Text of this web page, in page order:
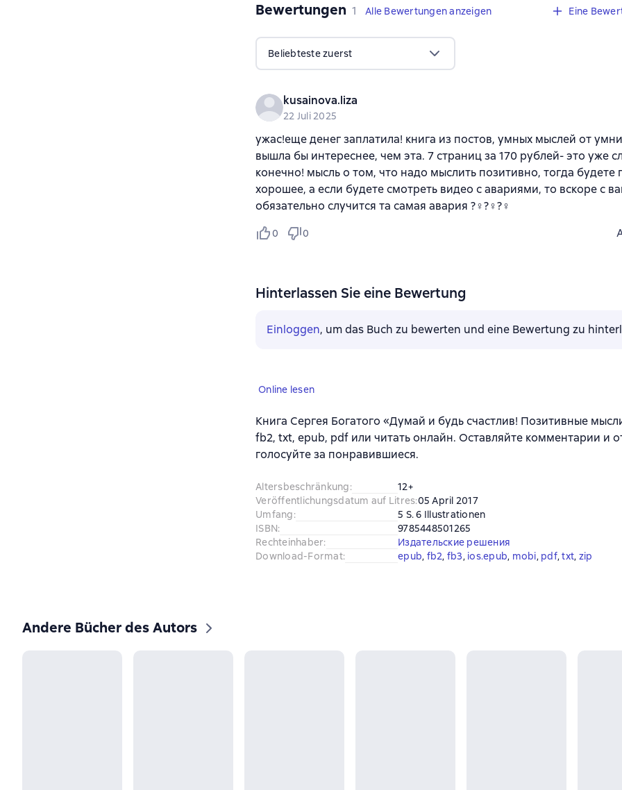
Bewertungen 1 Bewertung
1 Alle Bewertungen anzeigen Eine
Beliebteste zuerst
kusainova.liza
22 Juli 2025
ужас!еще денег заплатила! книга из постов, умных мыслей от
вышла бы интереснее, чем эта. 7 страниц за 170 рублей- это уже
конечно! мысль о том, что надо мыслить позитивно, тогда будете
хорошее, а если будете смотреть видео с авариями, то вскоре с
обязательно случится та самая авария ?‍♀️?‍♀️?‍♀️
0 0
Hinterlassen Sie eine Bewertung
Einloggen, um das Buch zu bewerten und eine Bewertung zu
Online lesen
Книга Сергея Богатого «Думай и будь счастлив! Позитивные
fb2, txt, epub, pdf или читать онлайн. Оставляйте комментарии и
голосуйте за понравившиеся.
Altersbeschränkung:
12+
Veröffentlichungsdatum auf Litres:05 April 2017
Umfang:
5 S. 6 Illustrationen
ISBN:
9785448501265
Rechteinhaber:
Издательские решения
Download-Format: epub, fb2, fb3, ios.epub, mobi, pdf, txt, zip
Andere Bücher des Autors